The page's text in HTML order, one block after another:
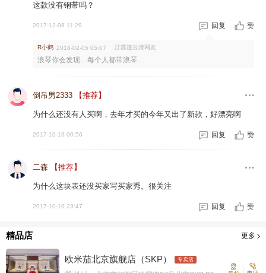
这款没有钢带吗？
2017-12-08 11:29 回复 赞
R小鹤 2018-02-05 05:07 江苏连云港网友
浪琴你会发现…每个人都带浪琴…
倒吊男2333 【推荐】
为什么还没有人买啊，去年才买的今年又出了新款，好漂亮啊
2017-10-16 00:56 回复 赞
二森 【推荐】
为什么这块表还没买家写买家秀。很关注
2017-10-10 23:47 回复 赞
精品店 更多
欧米茄北京旗舰店（SKP） 专卖店